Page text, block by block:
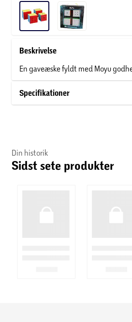
Beskrivelse
En gaveæske fyldt med Moyu
Specifikationer
Din historik
Sidst sete produkter